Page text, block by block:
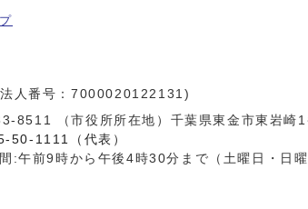
人番号：7000020122131)
8511 （市役所所在地）千葉県東金市東岩崎1
50-1111（代表）
:午前9時から午後4時30分まで（土曜日・日